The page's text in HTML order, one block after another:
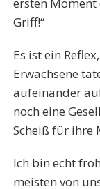
Griff!“
Es ist ein
Erwachsene
aufeinander
noch eine
Scheiß für ihre
Ich bin echt
meisten von